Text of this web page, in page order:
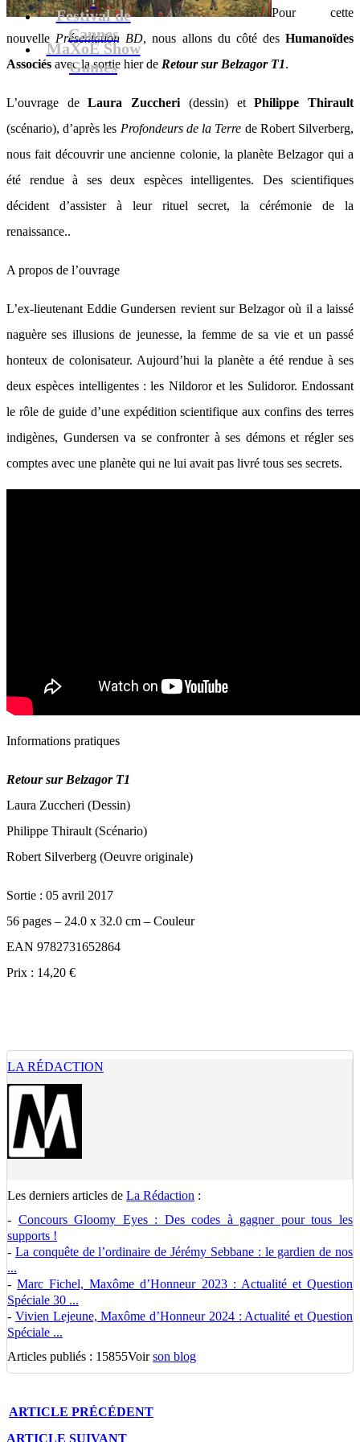
Festival de
Cannes
MaXoE Show
Games
Pour cette
nouvelle Présentation BD, nous allons du côté des Humanoïdes
Associés avec la sortie hier de Retour sur Belzagor T1.
L’ouvrage deLaura Zuccheri (dessin) etPhilippe Thirault
(scénario), d’après les Profondeurs de la Terre de Robert Silverberg,
nous fait découvrir une ancienne colonie, la planète Belzagor qui a
été rendue à ses deux espèces intelligentes. Des scientifiques
décident d’assister à leur rituel secret, la cérémonie de la
renaissance..
A propos de l’ouvrage
L’ex-lieutenant Eddie Gundersen revient sur Belzagor où il a laissé
naguère ses illusions de jeunesse, la femme de sa vie et un passé
honteux de colonisateur. Aujourd’hui la planète a été rendue à ses
deux espèces intelligentes : les Nildoror et les Sulidoror. Endossant
le rôle de guide d’une expédition scientifique aux confins des terres
indigènes, Gundersen va se confronter à ses démons et régler ses
comptes avec une planète qui ne lui avait pas livré tous ses secrets.
Informations pratiques
Retour sur Belzagor T1
Laura Zuccheri (Dessin)
Philippe Thirault (Scénario)
Robert Silverberg (Oeuvre originale)
Sortie : 05 avril 2017
56 pages – 24.0 x 32.0 cm – Couleur
EAN 9782731652864
Prix : 14,20 €
LA RÉDACTION
Les derniers articles de La Rédaction :
- Concours Gloomy Eyes : Des codes à gagner pour tous les
supports !
- La conquête de l’ordinaire de Jérémy Sebbane : le gardien de nos
...
-Marc Fichel, Maxôme d’Honneur 2023 : Actualité et Question
Spéciale 30 ...
- Vivien Lejeune, Maxôme d’Honneur 2024 : Actualité et Question
Spéciale ...
Articles publiés : 15855Voirson blog
ARTICLE PRÉCÉDENT
ARTICLE SUIVANT